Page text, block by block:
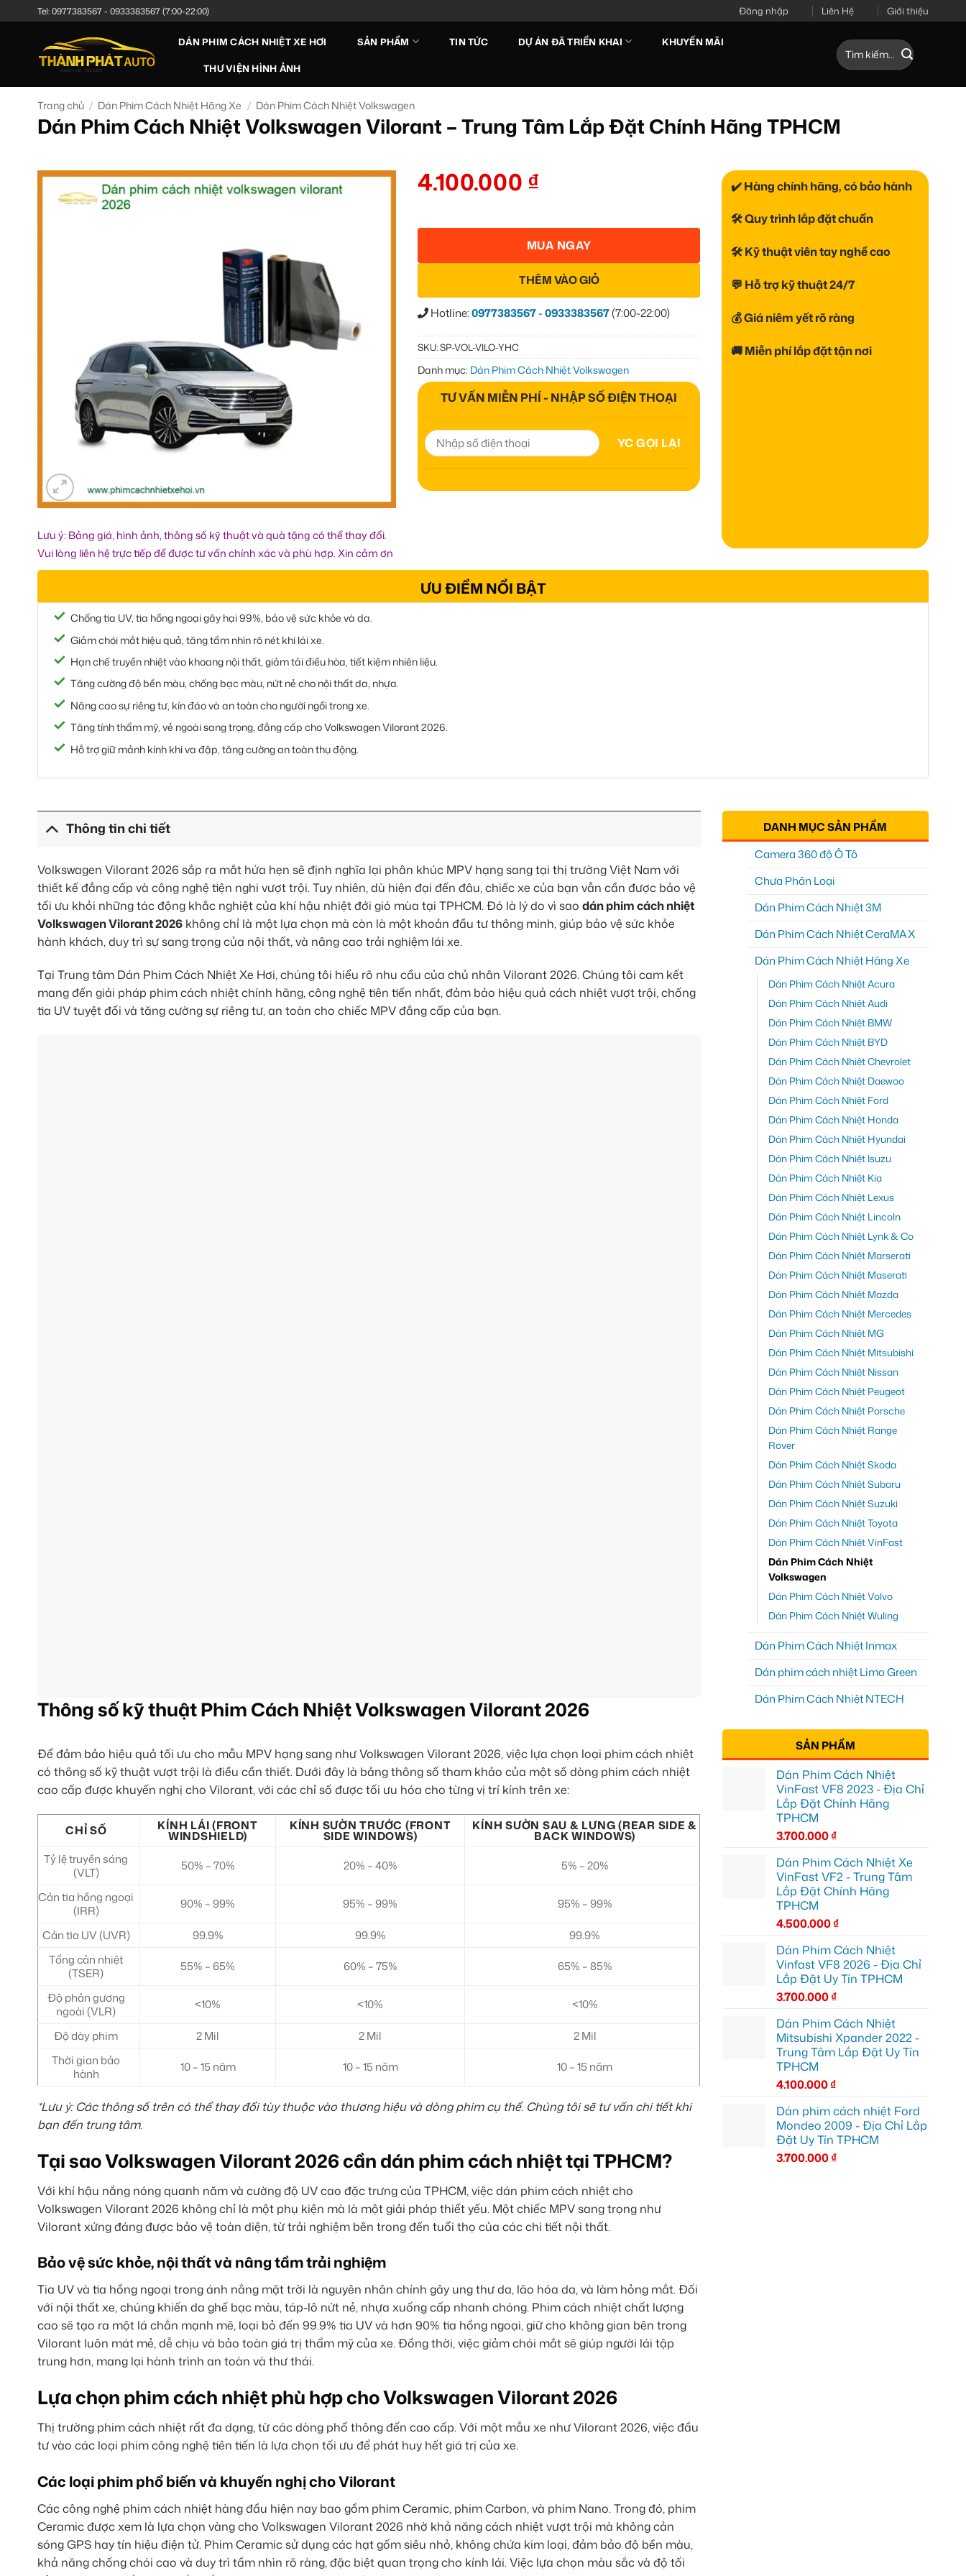
qua
Tel:0977383567- 0933383567(7:00-22:00) Đăng nhập Liên Hệ Giới thiệu
DÁN PHIM CÁCH NHIỆT XE HƠI SẢN PHẨM TIN TỨC DỰ ÁN ĐÃ TRIỂN KHAI KHUYẾN MÃI
THƯ VIỆN HÌNH ẢNH
Tìm
kiếm:
Trang chủ / Dán Phim Cách Nhiệt Hãng Xe / Dán Phim Cách Nhiệt Volkswagen
Dán Phim Cách Nhiệt Volkswagen Vilorant – Trung Tâm Lắp Đặt Chính Hãng TPHCM
Lưu ý: Bảng giá, hình ảnh, thông số kỹ thuật và quà tặng có thể thay đổi.
Vui lòng liên hệ trực tiếp để được tư vấn chính xác và phù hợp. Xin cảm ơn
4.100.000 ₫
THÊM VÀO GIỎ
MUA NGAY
Hotline:0977383567-0933383567(7:00-22:00)
SKU:SP-VOL-VILO-YHC
Danh mục: Dán Phim Cách Nhiệt Volkswagen
TƯ VẤN MIỄN PHÍ - NHẬP SỐ ĐIỆN THOẠI
✔️ Hàng chính hãng, có bảo hành
🛠 Quy trình lắp đặt chuẩn
🛠 Kỹ thuật viên tay nghề cao
💬 Hỗ trợ kỹ thuật 24/7
💰 Giá niêm yết rõ ràng
🚚 Miễn phí lắp đặt tận nơi
ƯU ĐIỂM NỔI BẬT
Chống tia UV, tia hồng ngoại gây hại 99%, bảo vệ sức khỏe và da.
Giảm chói mắt hiệu quả, tăng tầm nhìn rõ nét khi lái xe.
Hạn chế truyền nhiệt vào khoang nội thất, giảm tải điều hòa, tiết kiệm nhiên liệu.
Tăng cường độ bền màu, chống bạc màu, nứt nẻ cho nội thất da, nhựa.
Nâng cao sự riêng tư, kín đáo và an toàn cho người ngồi trong xe.
Tăng tính thẩm mỹ, vẻ ngoài sang trọng, đẳng cấp cho Volkswagen Vilorant 2026.
Hỗ trợ giữ mảnh kính khi va đập, tăng cường an toàn thụ động.
Thông tin chi tiết
Volkswagen Vilorant 2026 sắp ra mắt hứa hẹn sẽ định nghĩa lại phân khúc MPV hạng sang tại thị trường Việt Nam với
thiết kế đẳng cấp và công nghệ tiện nghi vượt trội. Tuy nhiên, dù hiện đại đến đâu, chiếc xe của bạn vẫn cần được bảo vệ
tối ưu khỏi những tác động khắc nghiệt của khí hậu nhiệt đới gió mùa tại TPHCM. Đó là lý do vì sao dán phim cách nhiệt
Volkswagen Vilorant 2026 không chỉ là một lựa chọn mà còn là một khoản đầu tư thông minh, giúp bảo vệ sức khỏe
hành khách, duy trì sự sang trọng của nội thất, và nâng cao trải nghiệm lái xe.
Tại Trung tâm Dán Phim Cách Nhiệt Xe Hơi, chúng tôi hiểu rõ nhu cầu của chủ nhân Vilorant 2026. Chúng tôi cam kết
mang đến giải pháp phim cách nhiệt chính hãng, công nghệ tiên tiến nhất, đảm bảo hiệu quả cách nhiệt vượt trội, chống
tia UV tuyệt đối và tăng cường sự riêng tư, an toàn cho chiếc MPV đẳng cấp của bạn.
Thông số kỹ thuật Phim Cách Nhiệt Volkswagen Vilorant 2026
Để đảm bảo hiệu quả tối ưu cho mẫu MPV hạng sang như Volkswagen Vilorant 2026, việc lựa chọn loại phim cách nhiệt
có thông số kỹ thuật vượt trội là điều cần thiết. Dưới đây là bảng thông số tham khảo của một số dòng phim cách nhiệt
cao cấp được khuyến nghị cho Vilorant, với các chỉ số được tối ưu hóa cho từng vị trí kính trên xe:
CHỈ SỐ KÍNH LÁI (FRONT
WINDSHIELD)
KÍNH SƯỜN TRƯỚC (FRONT
SIDE WINDOWS)
KÍNH SƯỜN SAU & LƯNG (REAR SIDE &
BACK WINDOWS)
Tỷ lệ truyền sáng
(VLT)
50% – 70% 20% – 40% 5% – 20%
Cản tia hồng ngoại
(IRR)
90% – 99% 95% – 99% 95% – 99%
Cản tia UV (UVR) 99.9% 99.9%
99.9%
Tổng cản nhiệt
(TSER)
55% – 65% 60% – 75% 65% – 85%
Độ phản gương
ngoài (VLR)
<10% <10% <10%
Độ dày phim 2 Mil 2 Mil
2 Mil
Thời gian bảo
hành
10 – 15 năm 10 – 15 năm 10 – 15 năm
*Lưu ý: Các thông số trên có thể thay đổi tùy thuộc vào thương hiệu và dòng phim cụ thể. Chúng tôi sẽ tư vấn chi tiết khi
bạn đến trung tâm.
Tại sao Volkswagen Vilorant 2026 cần dán phim cách nhiệt tại TPHCM?
Với khí hậu nắng nóng quanh năm và cường độ UV cao đặc trưng của TPHCM, việc dán phim cách nhiệt cho
Volkswagen Vilorant 2026 không chỉ là một phụ kiện mà là một giải pháp thiết yếu. Một chiếc MPV sang trọng như
Vilorant xứng đáng được bảo vệ toàn diện, từ trải nghiệm bên trong đến tuổi thọ của các chi tiết nội thất.
Bảo vệ sức khỏe, nội thất và nâng tầm trải nghiệm
Tia UV và tia hồng ngoại trong ánh nắng mặt trời là nguyên nhân chính gây ung thư da, lão hóa da, và làm hỏng mắt. Đối
với nội thất xe, chúng khiến da ghế bạc màu, táp-lô nứt nẻ, nhựa xuống cấp nhanh chóng. Phim cách nhiệt chất lượng
cao sẽ tạo ra một lá chắn mạnh mẽ, loại bỏ đến 99.9% tia UV và hơn 90% tia hồng ngoại, giữ cho không gian bên trong
Vilorant luôn mát mẻ, dễ chịu và bảo toàn giá trị thẩm mỹ của xe. Đồng thời, việc giảm chói mắt sẽ giúp người lái tập
trung hơn, mang lại hành trình an toàn và thư thái.
Lựa chọn phim cách nhiệt phù hợp cho Volkswagen Vilorant 2026
Thị trường phim cách nhiệt rất đa dạng, từ các dòng phổ thông đến cao cấp. Với một mẫu xe như Vilorant 2026, việc đầu
tư vào các loại phim công nghệ tiên tiến là lựa chọn tối ưu để phát huy hết giá trị của xe.
Các loại phim phổ biến và khuyến nghị cho Vilorant
Các công nghệ phim cách nhiệt hàng đầu hiện nay bao gồm phim Ceramic, phim Carbon, và phim Nano. Trong đó, phim
Ceramic được xem là lựa chọn vàng cho Volkswagen Vilorant 2026 nhờ khả năng cách nhiệt vượt trội mà không cản
sóng GPS hay tín hiệu điện tử. Phim Ceramic sử dụng các hạt gốm siêu nhỏ, không chứa kim loại, đảm bảo độ bền màu,
khả năng chống chói cao và duy trì tầm nhìn rõ ràng, đặc biệt quan trọng cho kính lái. Việc lựa chọn màu sắc và độ tối
DANH MỤC SẢN PHẨM
Camera 360 độ Ô Tô
Chưa Phân Loại
Dán Phim Cách Nhiệt 3M
Dán Phim Cách Nhiệt CeraMAX
Dán Phim Cách Nhiệt Hãng Xe
Dán Phim Cách Nhiệt Acura
Dán Phim Cách Nhiệt Audi
Dán Phim Cách Nhiệt BMW
Dán Phim Cách Nhiệt BYD
Dán Phim Cách Nhiệt Chevrolet
Dán Phim Cách Nhiệt Daewoo
Dán Phim Cách Nhiệt Ford
Dán Phim Cách Nhiệt Honda
Dán Phim Cách Nhiệt Hyundai
Dán Phim Cách Nhiệt Isuzu
Dán Phim Cách Nhiệt Kia
Dán Phim Cách Nhiệt Lexus
Dán Phim Cách Nhiệt Lincoln
Dán Phim Cách Nhiệt Lynk & Co
Dán Phim Cách Nhiệt Marserati
Dán Phim Cách Nhiệt Maserati
Dán Phim Cách Nhiệt Mazda
Dán Phim Cách Nhiệt Mercedes
Dán Phim Cách Nhiệt MG
Dán Phim Cách Nhiệt Mitsubishi
Dán Phim Cách Nhiệt Nissan
Dán Phim Cách Nhiệt Peugeot
Dán Phim Cách Nhiệt Porsche
Dán Phim Cách Nhiệt Range
Rover
Dán Phim Cách Nhiệt Skoda
Dán Phim Cách Nhiệt Subaru
Dán Phim Cách Nhiệt Suzuki
Dán Phim Cách Nhiệt Toyota
Dán Phim Cách Nhiệt VinFast
Dán Phim Cách Nhiệt
Volkswagen
Dán Phim Cách Nhiệt Volvo
Dán Phim Cách Nhiệt Wuling
Dán Phim Cách Nhiệt Inmax
Dán phim cách nhiệt Limo Green
Dán Phim Cách Nhiệt NTECH
SẢN PHẨM
Dán Phim Cách Nhiệt
VinFast VF8 2023 - Địa Chỉ
Lắp Đặt Chính Hãng
TPHCM
3.700.000₫
Dán Phim Cách Nhiệt Xe
VinFast VF2 - Trung Tâm
Lắp Đặt Chính Hãng
TPHCM
4.500.000₫
Dán Phim Cách Nhiệt
Vinfast VF8 2026 - Địa Chỉ
Lắp Đặt Uy Tín TPHCM
3.700.000₫
Dán Phim Cách Nhiệt
Mitsubishi Xpander 2022 -
Trung Tâm Lắp Đặt Uy Tín
TPHCM
4.100.000₫
Dán phim cách nhiệt Ford
Mondeo 2009 - Địa Chỉ Lắp
Đặt Uy Tín TPHCM
3.700.000₫